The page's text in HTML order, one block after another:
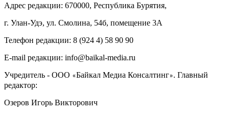
Адрес редакции: 670000, Республика Бурятия,
г. Улан-Удэ, ул. Смолина, 54б, помещение 3А
Телефон редакции: ‎‎8 (924 4) 58 90 90
E-mail редакции: info@baikal-media.ru
Учредитель - ООО «Байкал Медиа Консалтинг». Главный
редактор:
Озеров Игорь Викторович